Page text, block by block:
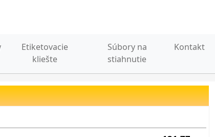
Etiketovacie
kliešte
Súbory na
stiahnutie
Kontakt